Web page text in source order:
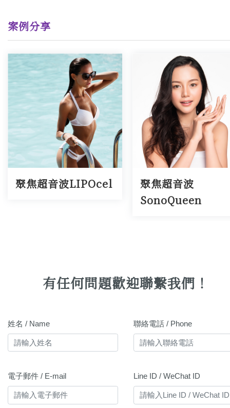
案例分享
聚焦超音波LIPOcel
聚焦超音波
SonoQueen
有任何問題歡迎聯繫我們！
姓名 / Name 聯絡電話 / Phone
電子郵件 / E-mail Line ID / WeChat ID